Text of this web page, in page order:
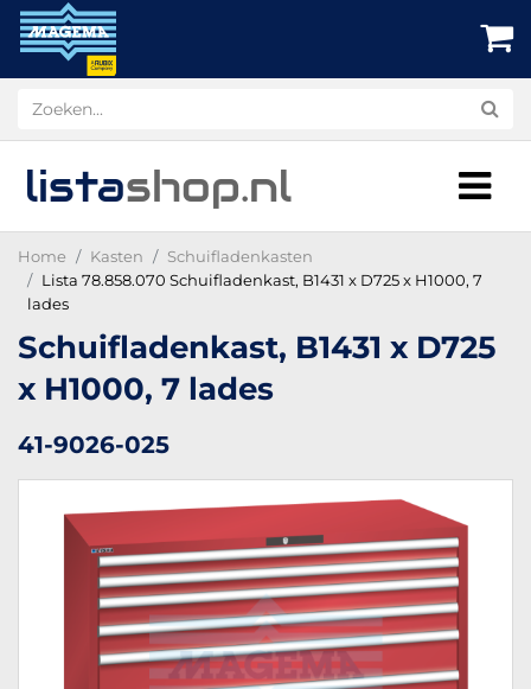
listashop.nl
Home Kasten
Schuifladenkasten
Lista 78.858.070 Schuifladenkast, B1431 x D725 x H1000, 7
lades
Schuifladenkast, B1431 x D725
x H1000, 7 lades
41-9026-025